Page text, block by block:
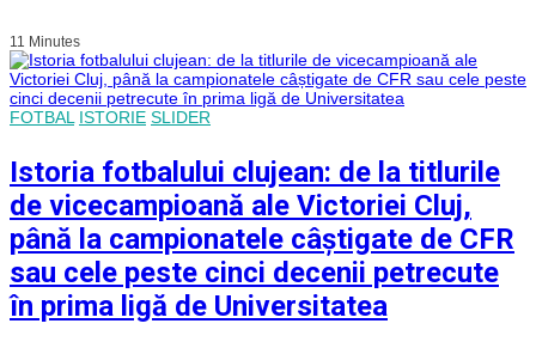
11 Minutes
FOTBAL ISTORIE SLIDER
Istoria fotbalului clujean: de la titlurile
de vicecampioană ale Victoriei Cluj,
până la campionatele câștigate de CFR
sau cele peste cinci decenii petrecute
în prima ligă de Universitatea